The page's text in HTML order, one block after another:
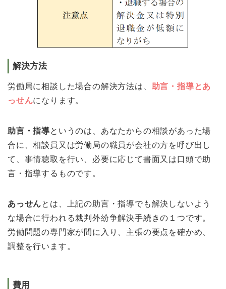
解決方法
労働局に相談した場合の解決方法は、 助言・指導とあ
っせんになります。
助言・指導というのは、あなたからの相談があった場
合に、相談員又は労働局の職員が会社の方を呼び出し
て、事情聴取を行い、必要に応じて書面又は口頭で助
言・指導するものです。
あっせんとは、上記の助言・指導でも解決しないよう
な場合に行われる裁判外紛争解決手続きの１つです。
労働問題の専門家が間に入り、主張の要点を確かめ、
調整を行います。
費用